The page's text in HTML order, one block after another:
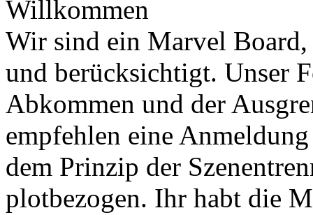
Willkommen
Wir sind ein Marvel
und berücksichtigt. Unser
Abkommen und der
empfehlen eine
dem Prinzip der
plotbezogen. Ihr habt die